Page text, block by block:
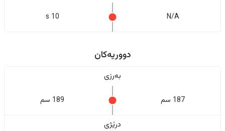
N/A
10 s
دووریەکان
بەرزی
187 سم 189 سم
درێژی